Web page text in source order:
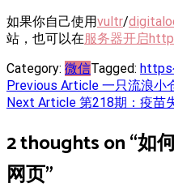
如果你自己使用vultr/
站，也可以在服务器开启
Category: 微信Tagged: https
Post
Previous Article 一只流浪小
Next Article 第218期：疫苗
2 thoughts on “如
网页”